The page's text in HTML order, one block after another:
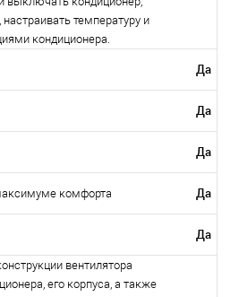
температуру и
кондиционера.
Да
Да
Да
комфорта Да
Да
вентилятора
его корпуса, а также